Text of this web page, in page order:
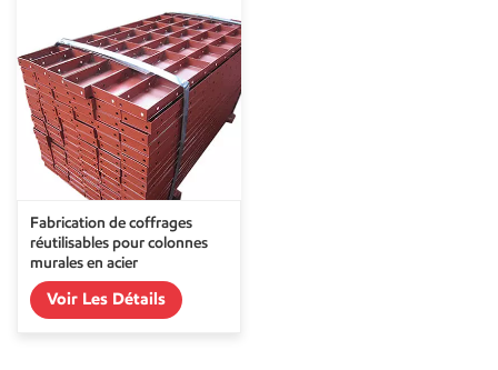
Fabrication de coffrages
réutilisables pour colonnes
murales en acier
Voir Les Détails